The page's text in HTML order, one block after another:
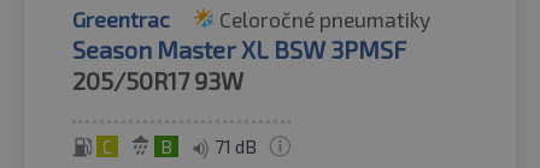
Greentrac Celoročné pneumatiky
Season Master XL BSW 3PMSF
205/50R17 93W
C B 71 dB